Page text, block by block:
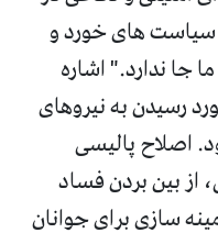
های خورد و
جا ندارد." اشاره
رسیدن به نیروهای
اصلاح پالیسی
از بین بردن فساد
سازی برای جوانان